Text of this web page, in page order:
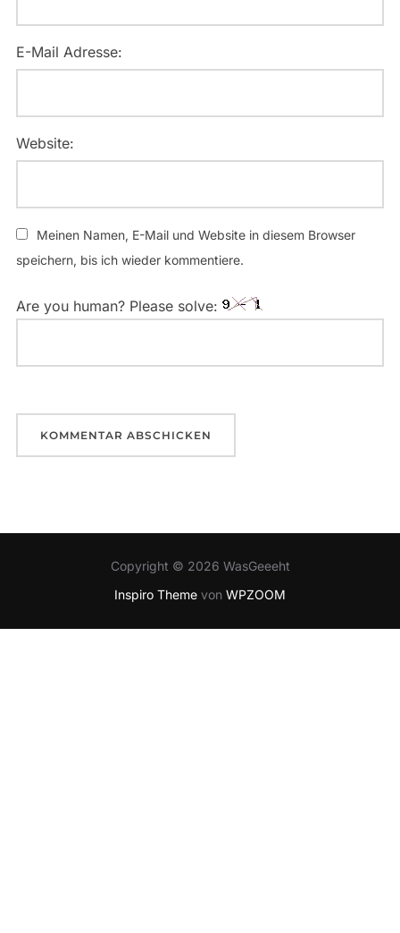
E-Mail Adresse:
Website:
Meinen Namen, E-Mail und Website in diesem Browser
speichern, bis ich wieder kommentiere.
Are you human? Please solve:
Copyright © 2026 WasGeeeht
Inspiro Theme von WPZOOM